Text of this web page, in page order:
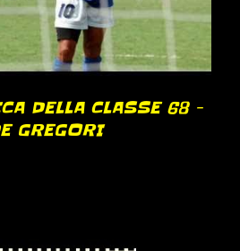
DELLA CLASSE 68 -
GREGORI